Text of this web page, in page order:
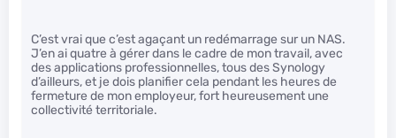
C’est vrai que c’est agaçant un redémarrage sur un NAS.
J’en ai quatre à gérer dans le cadre de mon travail, avec
des applications professionnelles, tous des Synology
d’ailleurs, et je dois planifier cela pendant les heures de
fermeture de mon employeur, fort heureusement une
collectivité territoriale.